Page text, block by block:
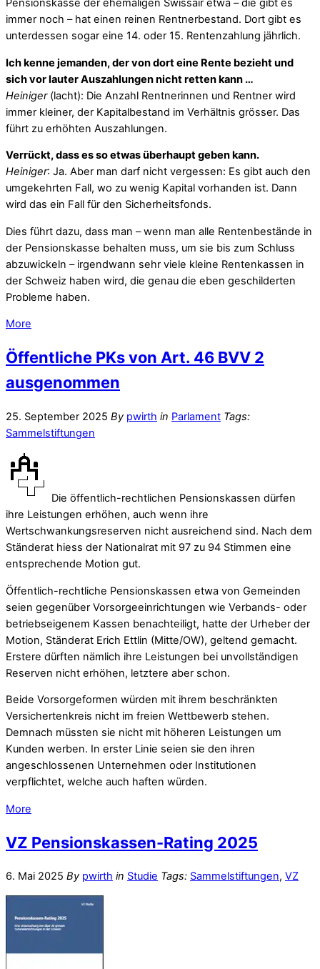
Pensionskasse der ehemaligen Swissair etwa – die gibt es
immer noch – hat einen reinen Rentnerbestand. Dort gibt es
unterdessen sogar eine 14. oder 15. Rentenzahlung jährlich.
Ich kenne jemanden, der von dort eine Rente bezieht und
sich vor lauter Auszahlungen nicht retten kann …
Heiniger(lacht): Die Anzahl Rentnerinnen und Rentner wird
immer kleiner, der Kapitalbestand im Verhältnis grösser. Das
führt zu erhöhten Auszahlungen.
Verrückt, dass es so etwas überhaupt geben kann.
Heiniger: Ja. Aber man darf nicht vergessen: Es gibt auch den
umgekehrten Fall, wo zu wenig Kapital vorhanden ist. Dann
wird das ein Fall für den Sicherheitsfonds.
Dies führt dazu, dass man – wenn man alle Rentenbestände in
der Pensionskasse behalten muss, um sie bis zum Schluss
abzuwickeln – irgendwann sehr viele kleine Rentenkassen in
der Schweiz haben wird, die genau die eben geschilderten
Probleme haben.
More
Öffentliche PKs von Art. 46 BVV 2
ausgenommen
25. September 2025 By pwirth in Parlament Tags:
Sammelstiftungen
Die öffentlich-rechtlichen Pensionskassen dürfen
ihre Leistungen erhöhen, auch wenn ihre
Wertschwankungsreserven nicht ausreichend sind. Nach dem
Ständerat hiess der Nationalrat mit 97 zu 94 Stimmen eine
entsprechende Motion gut.
Öffentlich-rechtliche Pensionskassen etwa von Gemeinden
seien gegenüber Vorsorgeeinrichtungen wie Verbands- oder
betriebseigenem Kassen benachteiligt, hatte der Urheber der
Motion, Ständerat Erich Ettlin (Mitte/OW), geltend gemacht.
Erstere dürften nämlich ihre Leistungen bei unvollständigen
Reserven nicht erhöhen, letztere aber schon.
Beide Vorsorgeformen würden mit ihrem beschränkten
Versichertenkreis nicht im freien Wettbewerb stehen.
Demnach müssten sie nicht mit höheren Leistungen um
Kunden werben. In erster Linie seien sie den ihren
angeschlossenen Unternehmen oder Institutionen
verpflichtet, welche auch haften würden.
More
VZ Pensionskassen-Rating 2025
6. Mai 2025 By pwirth in Studie Tags: Sammelstiftungen, VZ